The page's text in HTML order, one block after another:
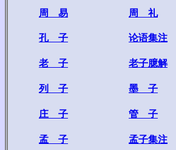
周 易 周 礼
孔 子 论语集注
老 子 老子臆解
列 子 墨 子
庄 子 管 子
孟 子 孟子集注